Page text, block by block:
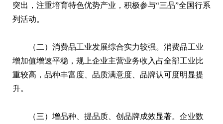
突出，注重培育特色优势产业，积极参与“三品”全国行系
列活动。
（二）消费品工业发展综合实力较强。消费品工业
增加值增速平稳，规上企业主营业务收入占全部工业比
重较高，品种丰富度、品质满意度、品牌认可度明显提
升。
（三）增品种、提品质、创品牌成效显著。企业数